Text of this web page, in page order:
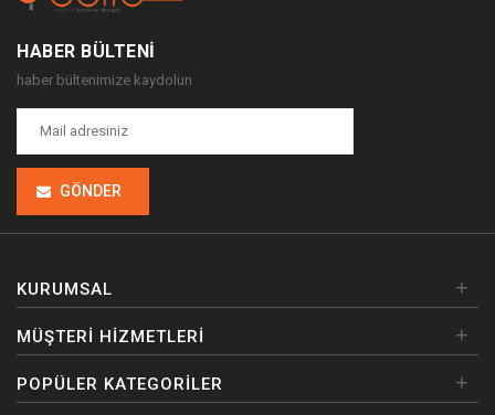
HABER BÜLTENI
haber bültenimize kaydolun
GÖNDER
KURUMSAL +
MÜŞTERI HIZMETLERI +
POPÜLER KATEGORILER +